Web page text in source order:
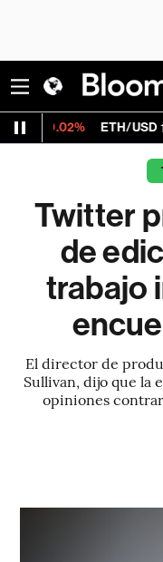
ETH/USD 1,911.238
Twitter
de
trabajo
El director de
Sullivan, dijo que la
opiniones